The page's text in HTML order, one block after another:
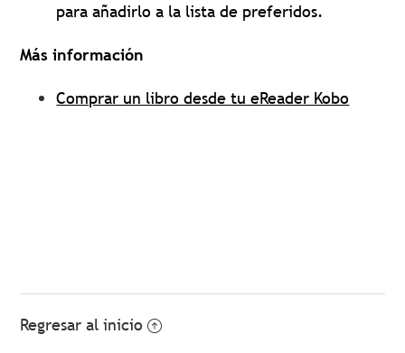
para añadirlo a la lista de preferidos.
Más información
Comprar un libro desde tu eReader Kobo
Regresar al inicio